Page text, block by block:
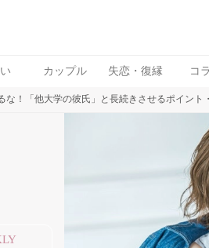
カップル 失恋・復縁 コ
な！「他大学の彼氏」と長続きさせるポイント